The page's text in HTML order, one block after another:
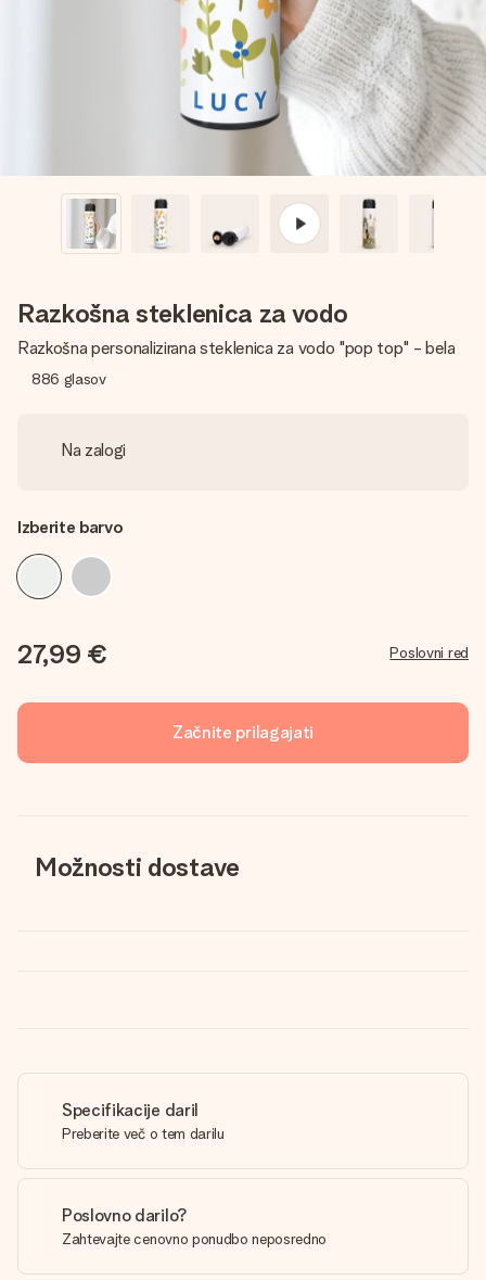
V nekaj preprostih korakih ustvari nekaj edinstvenega – z
njenim imenom, tvojo fotografijo ali sporočilom, ki ogreje
srce. Brez zapletov, le vsa ljubezen za ta trenutek.
Razkošna steklenica za vodo
Razkošna personalizirana steklenica za vodo "pop top" - bela
886 glasov
Na zalogi
Izberite barvo
27,99 € Poslovni red
Začnite prilagajati
Možnosti dostave
Specifikacije daril
Preberite več o tem darilu
Poslovno darilo?
Zahtevajte cenovno ponudbo neposredno